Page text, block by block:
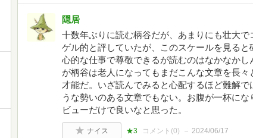
隠居
十数年ぶりに読む柄谷だが、あまりにも壮大
ゲル的と評していたが、このスケールを見る
心的な仕事で尊敬できるが読むのはなかなか
が柄谷は老人になってもまだこんな文章を長
才能だ。いざ読んでみると心配するほど難解
うな勢いのある文章でもない。お腹が一杯に
ビューだけで良いなと思った。
ナイス ★3 コメント(0) 2024/06/17